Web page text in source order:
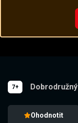
7+ Dobrodružný
Ohodnotit